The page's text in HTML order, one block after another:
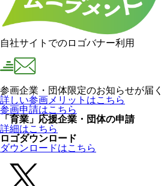
自社サイトでのロゴバナー利用
参画企業・団体限定のお知らせが届く
詳しい参画メリットはこちら
参画申請はこちら
「育業」応援企業・団体の申請
詳細はこちら
ロゴダウンロード
ダウンロードはこちら